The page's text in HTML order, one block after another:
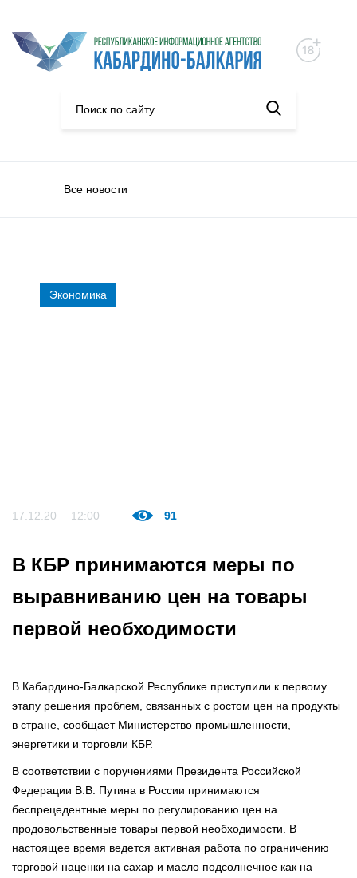
Все новости
Экономика
17.12.20 12:00 91
В КБР принимаются меры по
выравниванию цен на товары
первой необходимости
В Кабардино-Балкарской Республике приступили к первому
этапу решения проблем, связанных с ростом цен на продукты
в стране, сообщает Министерство промышленности,
энергетики и торговли КБР.
В соответствии с поручениями Президента Российской
Федерации В.В. Путина в России принимаются
беспрецедентные меры по регулированию цен на
продовольственные товары первой необходимости. В
настоящее время ведется активная работа по ограничению
торговой наценки на сахар и масло подсолнечное как на